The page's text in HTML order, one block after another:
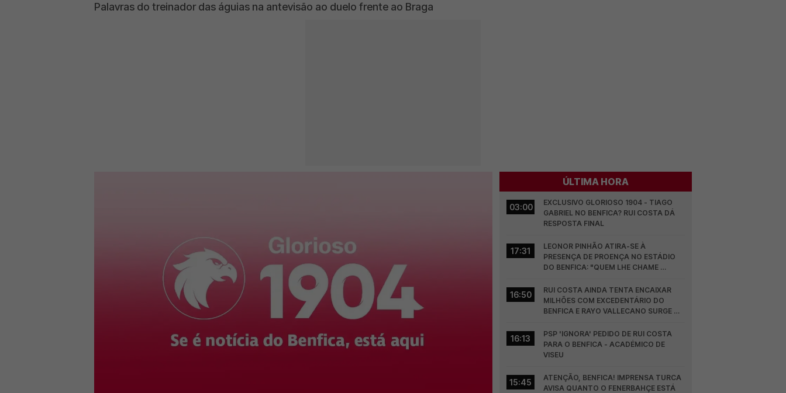
Palavras do treinador das águias na antevisão ao duelo frente ao Braga
ÚLTIMA HORA
03:00
EXCLUSIVO GLORIOSO 1904 - TIAGO
GABRIEL NO BENFICA? RUI COSTA DÁ
RESPOSTA FINAL
17:31
LEONOR PINHÃO ATIRA-SE À
PRESENÇA DE PROENÇA NO ESTÁDIO
DO BENFICA: "QUEM LHE CHAME
16:50
RUI COSTA AINDA TENTA ENCAIXAR
MILHÕES COM EXCEDENTÁRIO DO
BENFICA E RAYO VALLECANO SURGE NA
16:13
PSP 'IGNORA' PEDIDO DE RUI COSTA
PARA O BENFICA - ACADÉMICO DE
VISEU
15:45
ATENÇÃO, BENFICA! IMPRENSA TURCA
AVISA QUANTO O FENERBAHÇE ESTÁ